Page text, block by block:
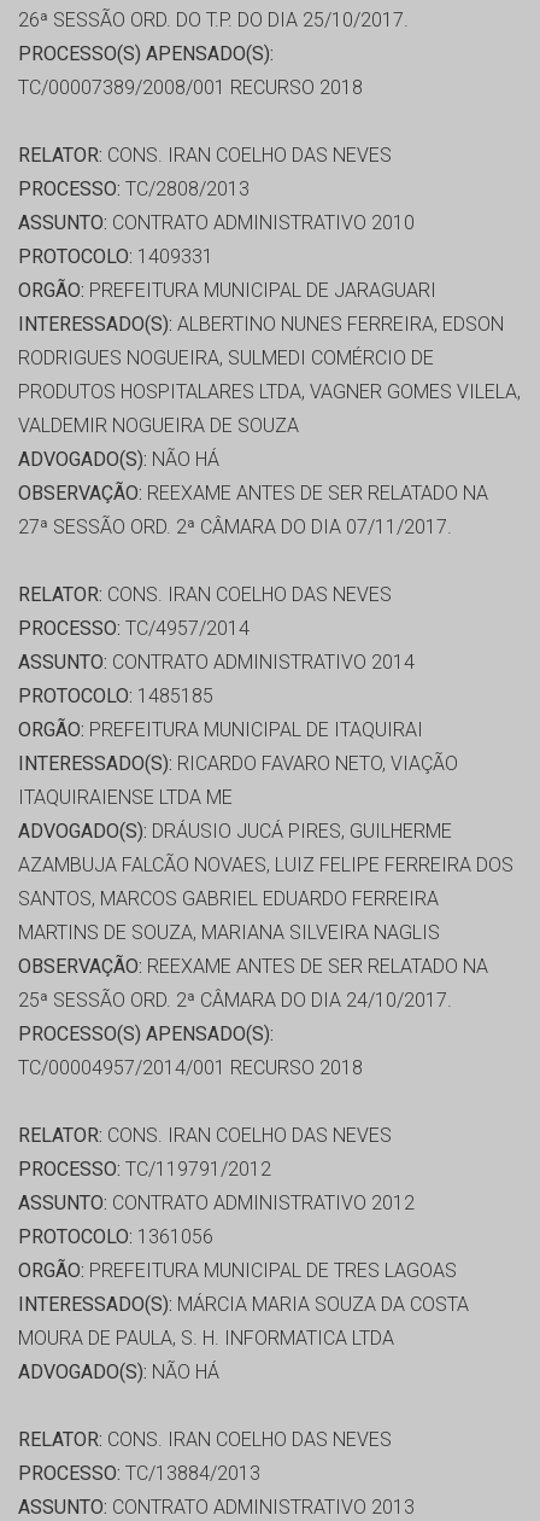
26ª SESSÃO ORD. DO T.P. DO DIA 25/10/2017.
PROCESSO(S) APENSADO(S):
TC/00007389/2008/001 RECURSO 2018
RELATOR: CONS. IRAN COELHO DAS NEVES
PROCESSO: TC/2808/2013
ASSUNTO: CONTRATO ADMINISTRATIVO 2010
PROTOCOLO: 1409331
ORGÃO: PREFEITURA MUNICIPAL DE JARAGUARI
INTERESSADO(S): ALBERTINO NUNES FERREIRA, EDSON
RODRIGUES NOGUEIRA, SULMEDI COMÉRCIO DE
PRODUTOS HOSPITALARES LTDA, VAGNER GOMES VILELA,
VALDEMIR NOGUEIRA DE SOUZA
ADVOGADO(S): NÃO HÁ
OBSERVAÇÃO: REEXAME ANTES DE SER RELATADO NA
27ª SESSÃO ORD. 2ª CÂMARA DO DIA 07/11/2017.
RELATOR: CONS. IRAN COELHO DAS NEVES
PROCESSO: TC/4957/2014
ASSUNTO: CONTRATO ADMINISTRATIVO 2014
PROTOCOLO: 1485185
ORGÃO: PREFEITURA MUNICIPAL DE ITAQUIRAI
INTERESSADO(S): RICARDO FAVARO NETO, VIAÇÃO
ITAQUIRAIENSE LTDA ME
ADVOGADO(S): DRÁUSIO JUCÁ PIRES, GUILHERME
AZAMBUJA FALCÃO NOVAES, LUIZ FELIPE FERREIRA DOS
SANTOS, MARCOS GABRIEL EDUARDO FERREIRA
MARTINS DE SOUZA, MARIANA SILVEIRA NAGLIS
OBSERVAÇÃO: REEXAME ANTES DE SER RELATADO NA
25ª SESSÃO ORD. 2ª CÂMARA DO DIA 24/10/2017.
PROCESSO(S) APENSADO(S):
TC/00004957/2014/001 RECURSO 2018
RELATOR: CONS. IRAN COELHO DAS NEVES
PROCESSO: TC/119791/2012
ASSUNTO: CONTRATO ADMINISTRATIVO 2012
PROTOCOLO: 1361056
ORGÃO: PREFEITURA MUNICIPAL DE TRES LAGOAS
INTERESSADO(S): MÁRCIA MARIA SOUZA DA COSTA
MOURA DE PAULA, S. H. INFORMATICA LTDA
ADVOGADO(S): NÃO HÁ
RELATOR: CONS. IRAN COELHO DAS NEVES
PROCESSO: TC/13884/2013
ASSUNTO: CONTRATO ADMINISTRATIVO 2013